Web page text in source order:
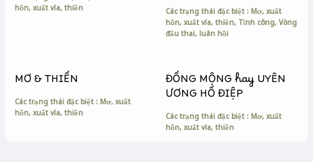
hồn, xuất vía, thiền
Các trạng thái đặc biệt : Mơ, xuất
hồn, xuất vía, thiền, Tĩnh công, Vòng
đầu thai, luân hồi
MƠ & THIỀN
Các trạng thái đặc biệt : Mơ, xuất
hồn, xuất vía, thiền
ĐỒNG MỘNG hay UYÊN
ƯƠNG HỒ ĐIỆP
Các trạng thái đặc biệt : Mơ, xuất
hồn, xuất vía, thiền